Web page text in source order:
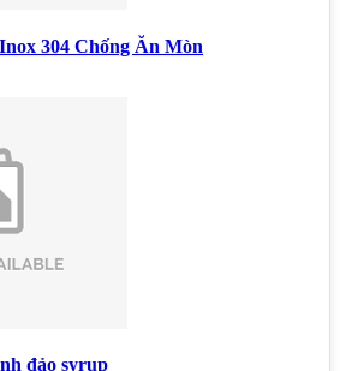
304 Chống Ăn Mòn
đảo syrup